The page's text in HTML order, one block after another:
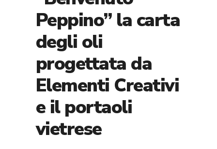
Peppino” la carta
degli oli
progettata da
Elementi Creativi
e il portaoli
vietrese